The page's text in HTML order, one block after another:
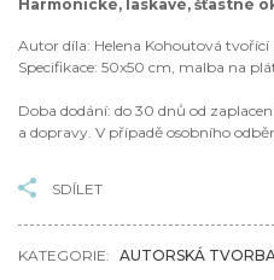
Harmonické, laskavé, šťastné
Autor díla: Helena Kohoutová
Specifikace: 50x50 cm, malba na
Doba dodání: do 30 dnů od
a dopravy. V případě osobního
SDÍLET
KATEGORIE: AUTORSKÁ